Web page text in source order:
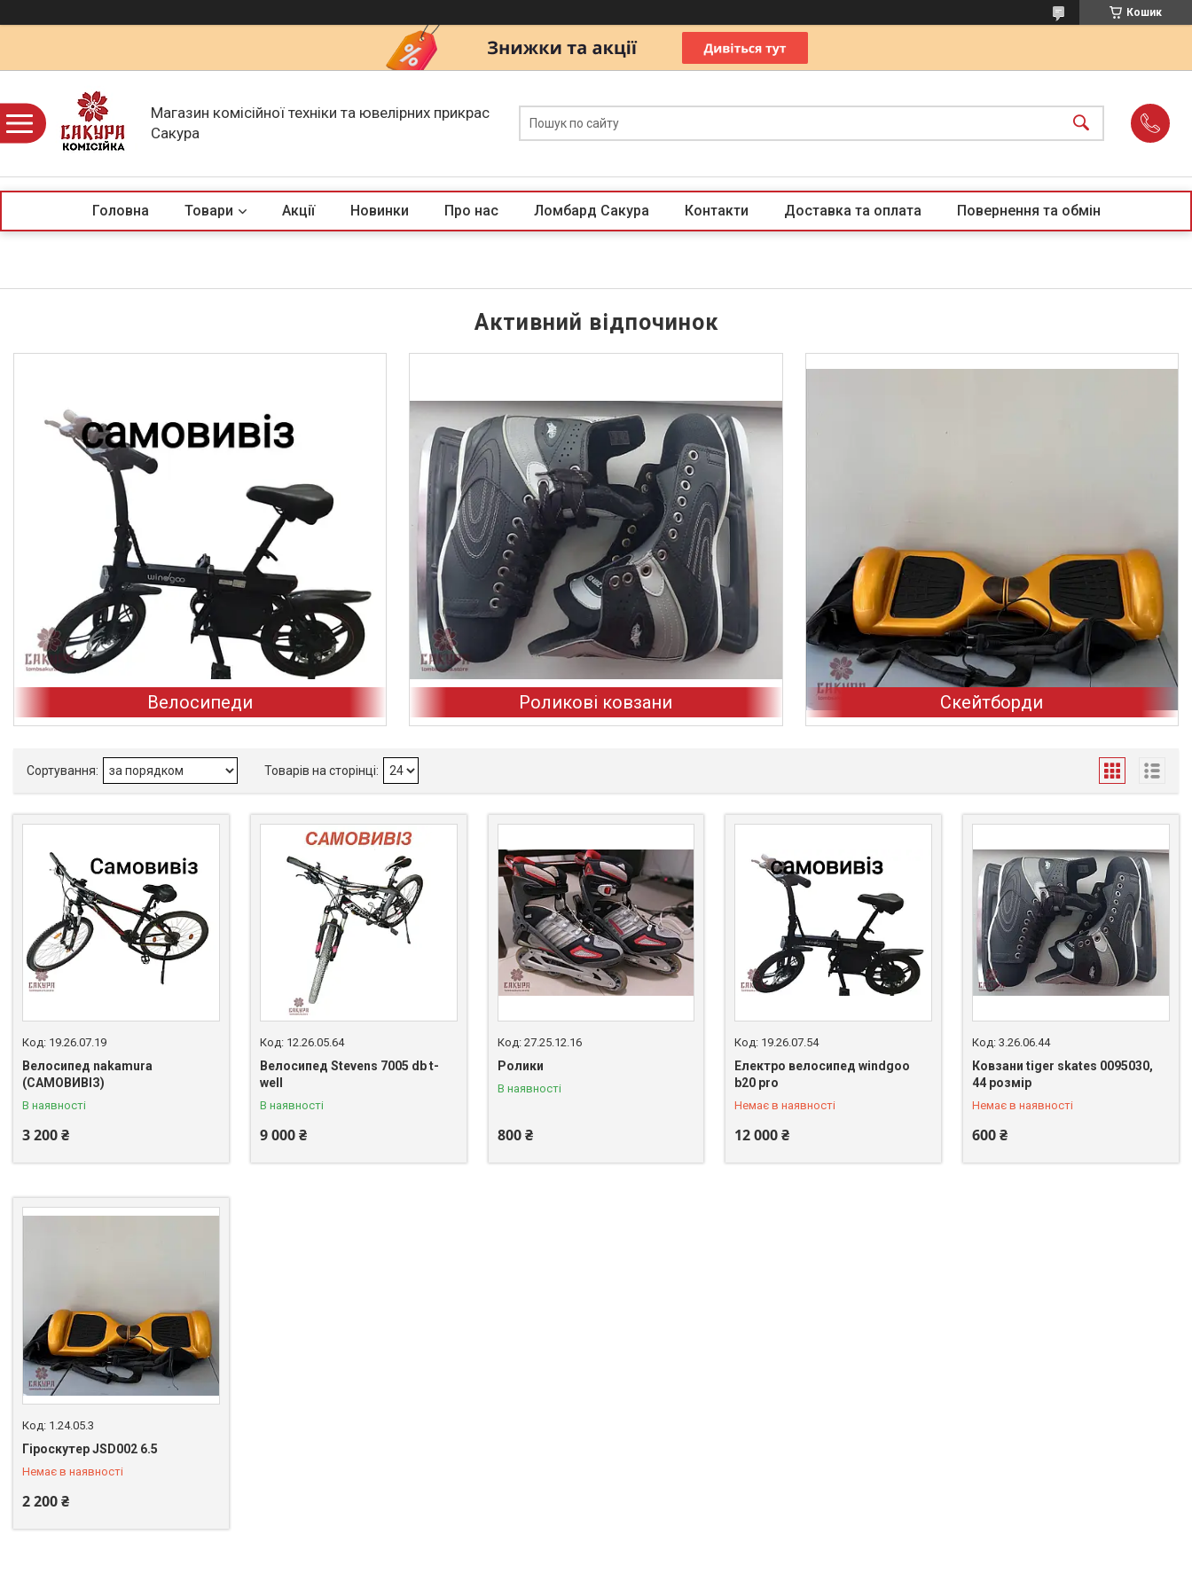
Кошик
Магазин комісійної техніки та ювелірних прикрас
Сакура
Головна Товари Акції Новинки Про нас Ломбард Сакура Контакти Доставка та оплата Повернення та обмін
Активний відпочинок
Велосипеди Роликові ковзани Скейтборди
19.26.07.19
Велосипед nakamura
(САМОВИВІЗ)
В наявності
3 200 ₴
12.26.05.64
Велосипед Stevens 7005 db t-
well
В наявності
9 000 ₴
27.25.12.16
Ролики
В наявності
800 ₴
19.26.07.54
Електро велосипед windgoo
b20 pro
Немає в наявності
12 000 ₴
+380 (99) 383-51-11
3.26.06.44
Ковзани tiger skates 0095030,
44 розмір
Немає в наявності
600 ₴
+380 (99) 383-51-11
1.24.05.3
Гіроскутер JSD002 6.5
Немає в наявності
2 200 ₴
+380 (99) 383-51-11